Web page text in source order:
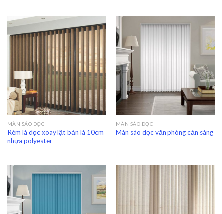
MÀN SÁO DỌC
Rèm lá dọc xoay lật bản lá 10cm
nhựa polyester
MÀN SÁO DỌC
Màn sáo dọc văn phòng cản sáng